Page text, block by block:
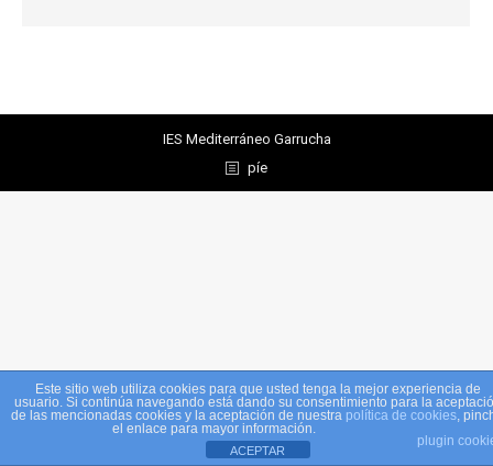
IES Mediterráneo Garrucha
píe
Este sitio web utiliza cookies para que usted tenga la mejor experiencia de
usuario. Si continúa navegando está dando su consentimiento para la
de las mencionadas cookies y la aceptación de nuestra política de cookies,
el enlace para mayor información.
plugin
ACEPTAR